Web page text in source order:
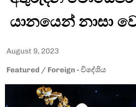
යානයෙන් නාසා
August 9, 2023
Featured / Foreign - විදේශිය